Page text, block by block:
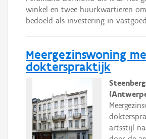
winkel en twee huurkwartieren
bedoeld als investering in vastgoed.
Meergezinswoning
dokterspraktijk
artsstijl